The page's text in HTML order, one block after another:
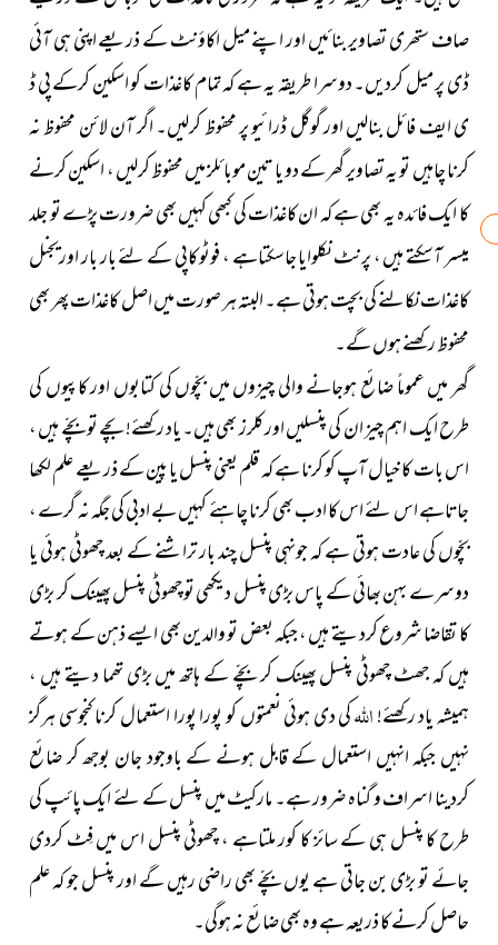
صاف ستھری تصاویر بنائیں اور اپنے میل اکاؤنٹ کے ذریعے اپنی ہی آئی
ڈی پر میل کردیں۔ دوسرا طریقہ یہ ہے کہ تمام کاغذات کو اسکین کرکے پی ڈ
ی ایف فائل بنالیں اور گوگل ڈرائیو پر محفوظ کرلیں۔ اگر آن لائن محفوظ نہ
کرنا چاہیں تو یہ تصاویر گھر کے دو یا تین موبائلز میں محفوظ کرلیں ، اسکین کرنے
کا ایک فائدہ یہ بھی ہے کہ ان کاغذات کی کبھی کہیں بھی ضرورت پڑے تو جلد
میسر آسکتے ہیں ، پرنٹ نکلوایا جاسکتاہے ، فوٹو کاپی کے لئے بار بار اوریجنل
کاغذات نکالنے کی بچت ہوتی ہے۔ البتہ ہر صورت میں اصل کاغذات پھر بھی
محفوظ رکھنے ہوں گے۔
گھر میں عموماً ضائع ہوجانے والی چیزوں میں بچّوں کی کتابوں اور کاپیوں کی
طرح ایک اہم چیز ان کی پنسلیں اور کلرز بھی ہیں۔ یاد رکھئے! بچے تو بچّے ہیں ،
اس بات کا خیال آپ کو کرنا ہے کہ قلم یعنی پنسل یا پین کے ذریعے علم لکھا
جاتاہے اس لئے اس کا ادب بھی کرنا چاہئے کہیں بے ادبی کی جگہ نہ گرے ،
بچّوں کی عادت ہوتی ہے کہ جونہی پنسل چند بار تراشنے کے بعد چھوٹی ہوئی یا
دوسرے بہن بھائی کے پاس بڑی پنسل دیکھی تو چھوٹی پنسل پھینک کر بڑی
کاتقاضاشروع کردیتے ہیں ، جبکہ بعض تو والدین بھی ایسے ذہن کے ہوتے
ہیں کہ جھٹ چھوٹی پنسل پھینک کر بچّے کے ہاتھ میں بڑی تھما دیتے ہیں ،
ہمیشہ یاد رکھئے!اللہکی دی ہوئی نعمتوں کو پورا پورا استعمال کرنا کنجوسی ہرگز
نہیں جبکہ انہیں استعمال کے قابل ہونے کے باوجود جان بوجھ کر ضائع
کردینا اسراف و گناہ ضرور ہے۔ مارکیٹ میں پنسل کے لئے ایک پائپ کی
طرح کا پنسل ہی کے سائز کا کور ملتاہے ، چھوٹی پنسل اس میں فِٹ کردی
جائے تو بڑی بن جاتی ہے یوں بچّے بھی راضی رہیں گے اور پنسل جو کہ علم
حاصل کرنے کا ذریعہ ہے وہ بھی ضائع نہ ہوگی۔